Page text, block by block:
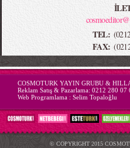
TEL:
FAX:
-->
COSMOTURK YAYIN GRUBU &
Reklam Satış & Pazarlama: 0212 280 07
Web Programlama : Selim Topaloğlu
© COPYRIGHT 2015